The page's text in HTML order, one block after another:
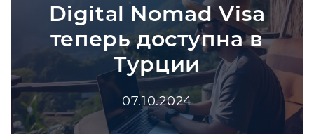
Digital Nomad Visa
теперь доступна в
Турции
07.10.2024